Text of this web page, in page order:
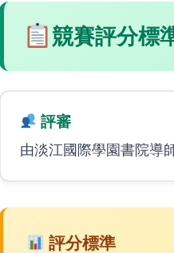
競賽評分標
評審
由淡江國際學園書院導
評分標準